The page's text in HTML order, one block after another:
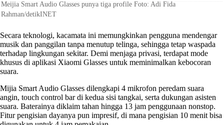
Meijia Smart Audio Glasses punya tiga profile Foto: Adi Fida
Rahman/detikINET
Secara teknologi, kacamata ini memungkinkan pengguna mendengar
musik dan panggilan tanpa menutup telinga, sehingga tetap waspada
terhadap lingkungan sekitar. Demi menjaga privasi, terdapat mode
khusus di aplikasi Xiaomi Glasses untuk meminimalkan kebocoran
suara.
Mijia Smart Audio Glasses dilengkapi 4 mikrofon peredam suara
angin, touch control bar di kedua sisi tangkai, serta dukungan asisten
suara. Baterainya diklaim tahan hingga 13 jam penggunaan nonstop.
Fitur pengisian dayanya pun impresif, di mana pengisian 10 menit bisa